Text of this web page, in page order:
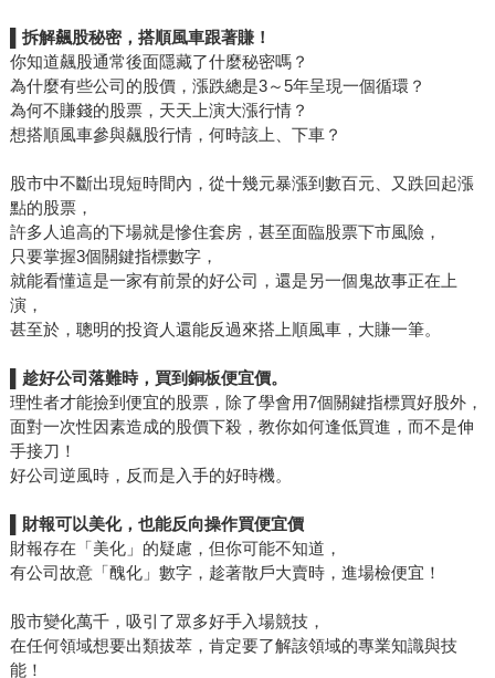
拆解飆股秘密，搭順風車跟著賺！
你知道飆股通常後面隱藏了什麼秘密嗎？
為什麼有些公司的股價，漲跌總是3～5年呈現一個循環？
為何不賺錢的股票，天天上演大漲行情？
想搭順風車參與飆股行情，何時該上、下車？
股市中不斷出現短時間內，從十幾元暴漲到數百元、又跌回起漲
點的股票，
許多人追高的下場就是慘住套房，甚至面臨股票下市風險，
只要掌握3個關鍵指標數字，
就能看懂這是一家有前景的好公司，還是另一個鬼故事正在上
演，
甚至於，聰明的投資人還能反過來搭上順風車，大賺一筆。
趁好公司落難時，買到銅板便宜價。
理性者才能撿到便宜的股票，除了學會用7個關鍵指標買好股外，
面對一次性因素造成的股價下殺，教你如何逢低買進，而不是伸
手接刀！
好公司逆風時，反而是入手的好時機。
財報可以美化，也能反向操作買便宜價
財報存在「美化」的疑慮，但你可能不知道，
有公司故意「醜化」數字，趁著散戶大賣時，進場檢便宜！
股市變化萬千，吸引了眾多好手入場競技，
在任何領域想要出類拔萃，肯定要了解該領域的專業知識與技
能！